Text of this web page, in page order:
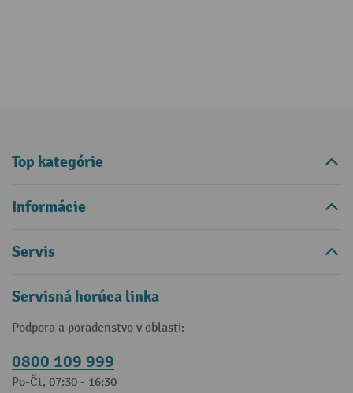
Top kategórie
Informácie
Servis
Servisná horúca linka
Podpora a poradenstvo v oblasti:
0800 109 999
Po-Čt, 07:30 - 16:30